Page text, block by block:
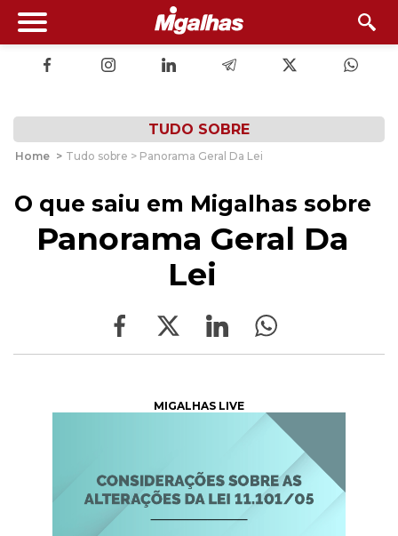
TUDO SOBRE
Home > Tudo sobre > Panorama Geral Da Lei
O que saiu em Migalhas sobre
Panorama Geral Da
Lei
MIGALHAS LIVE